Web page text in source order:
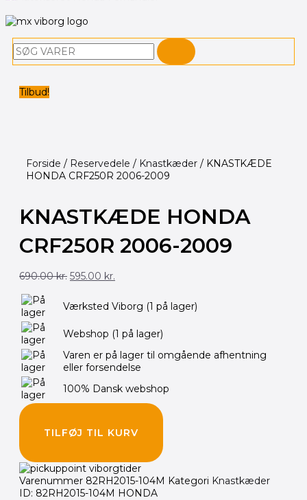
Søg
Tilbud!
Forside / Reservedele / Knastkæder / KNASTKÆDE
HONDA CRF250R 2006-2009
KNASTKÆDE HONDA
CRF250R 2006-2009
690.00kr. oprindelige
var:
595.00 kr.aktuelle
er:
595.00 kr..
Værksted Viborg (1 på lager)
Webshop (1 på lager)
Varen er på lager til omgående afhentning
eller forsendelse
100% Dansk webshop
TILFØJ TIL KURV
Varenummer 82RH2015-104M Kategori Knastkæder
ID: 82RH2015-104M HONDA